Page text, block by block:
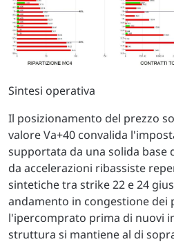
Sintesi operativa
Il posizionamento del prezzo
valore Va+40 convalida
supportata da una solida base
da accelerazioni ribassiste
sintetiche tra strike 22 e 24
andamento in congestione dei
l'ipercomprato prima di nuovi
struttura si mantiene al di